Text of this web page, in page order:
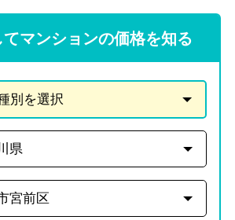
マンションの価格を知る